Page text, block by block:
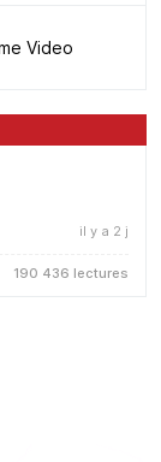
Video
il y a 2 j
190 436 lectures